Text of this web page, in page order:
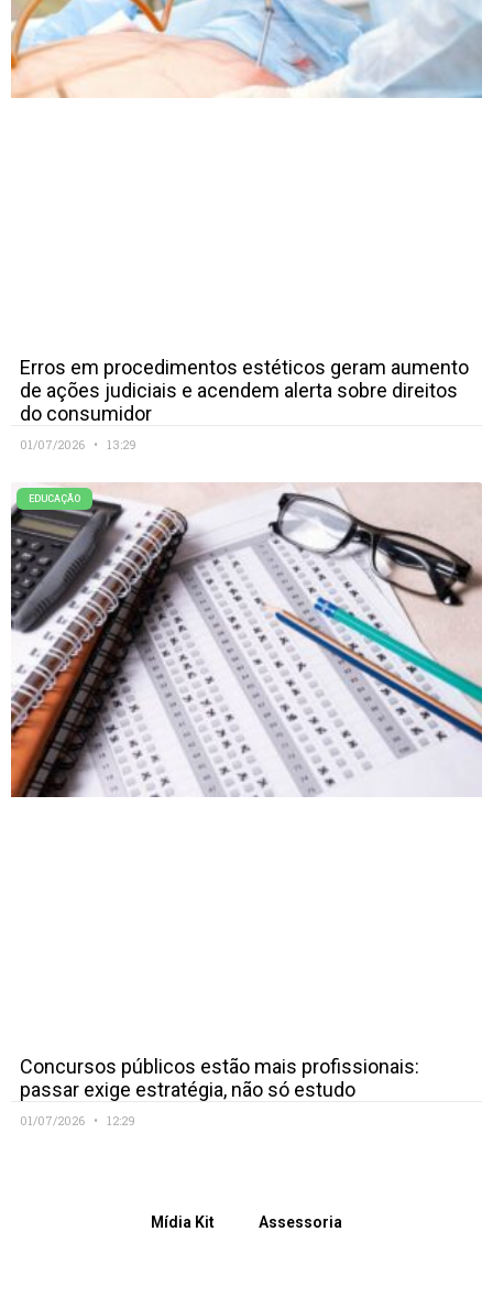
Erros em procedimentos estéticos geram aumento
de ações judiciais e acendem alerta sobre direitos
do consumidor
01/07/2026 13:29
EDUCAÇÃO
Concursos públicos estão mais profissionais:
passar exige estratégia, não só estudo
01/07/2026 12:29
Mídia Kit Assessoria